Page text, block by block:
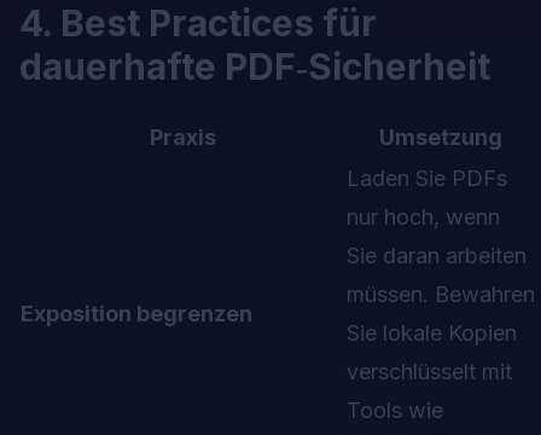
4. Best Practices für
dauerhafte PDF‑Sicherheit
Praxis Umsetzung
Exposition begrenzen
Laden Sie PDFs
nur hoch, wenn
Sie daran arbeiten
müssen. Bewahren
Sie lokale Kopien
verschlüsselt mit
Tools wie